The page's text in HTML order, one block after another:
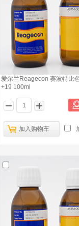
爱尔兰Reagecon 赛波特比
+19 100ml
加入购物车